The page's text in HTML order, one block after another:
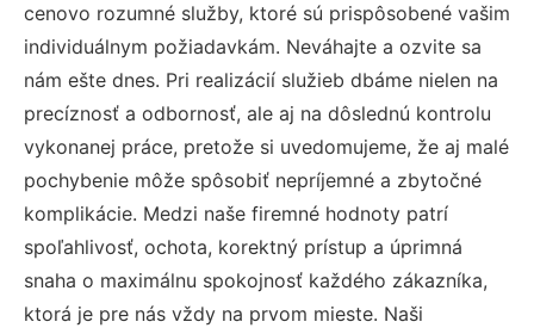
cenovo rozumné služby, ktoré sú prispôsobené vašim
individuálnym požiadavkám. Neváhajte a ozvite sa
nám ešte dnes. Pri realizácií služieb dbáme nielen na
precíznosť a odbornosť, ale aj na dôslednú kontrolu
vykonanej práce, pretože si uvedomujeme, že aj malé
pochybenie môže spôsobiť nepríjemné a zbytočné
komplikácie. Medzi naše firemné hodnoty patrí
spoľahlivosť, ochota, korektný prístup a úprimná
snaha o maximálnu spokojnosť každého zákazníka,
ktorá je pre nás vždy na prvom mieste. Naši